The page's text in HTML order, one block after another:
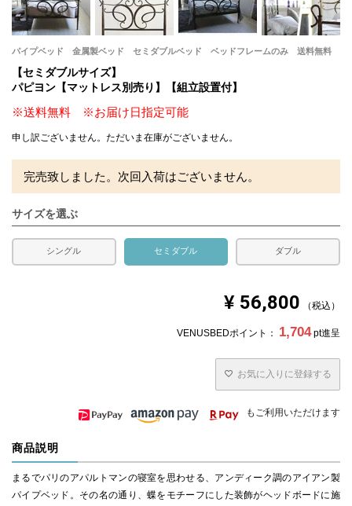
パイプベッド 金属製ベッド セミダブルベッド ベッドフレームのみ 送料無料
【セミダブルサイズ】
パピヨン【マットレス別売り】【組立設置付】
※送料無料 ※お届け日指定可能
申し訳ございません。ただいま在庫がございません。
完売致しました。次回入荷はございません。
サイズを選ぶ
シングル セミダブル ダブル
¥ 56,800 税込
VENUSBEDポイント： 1,704 pt進呈
お気に入りに登録する
もご利用いただけます
商品説明
まるでパリのアパルトマンの寝室を思わせる、アンディーク調のアイアン製
パイプベッド。その名の通り、蝶をモチーフにした装飾がヘッドボードに施